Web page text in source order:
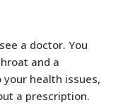
a doctor. You
and a
health issues,
a prescription.